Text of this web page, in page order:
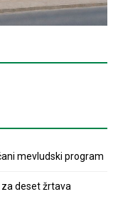
mevludski program
deset žrtava